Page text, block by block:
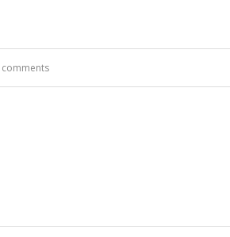
comments
Licata celebra
Nuova tanker
Una barca
“Un’Ape tra le
“La
Licata celebra